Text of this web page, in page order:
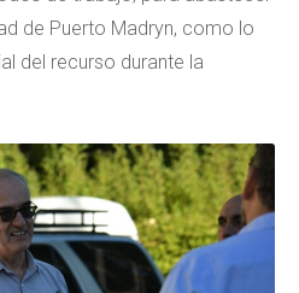
de Puerto Madryn, como lo
del recurso durante la